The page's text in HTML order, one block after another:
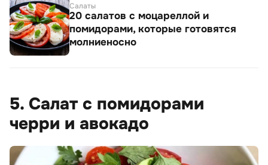
Салаты
20 салатов с моцареллой и
помидорами, которые готовятся
молниеносно
5. Салат с помидорами
черри и авокадо